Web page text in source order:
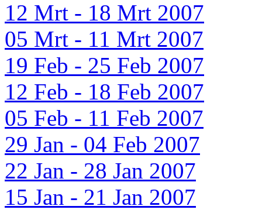
12 Mrt - 18 Mrt 2007
05 Mrt - 11 Mrt 2007
19 Feb - 25 Feb 2007
12 Feb - 18 Feb 2007
05 Feb - 11 Feb 2007
29 Jan - 04 Feb 2007
22 Jan - 28 Jan 2007
15 Jan - 21 Jan 2007